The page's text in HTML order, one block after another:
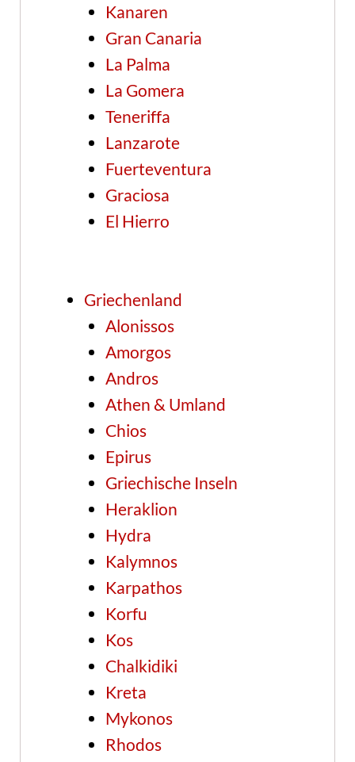
Kanaren
Gran Canaria
La Palma
La Gomera
Teneriffa
Lanzarote
Fuerteventura
Graciosa
El Hierro
Griechenland
Alonissos
Amorgos
Andros
Athen & Umland
Chios
Epirus
Griechische Inseln
Heraklion
Hydra
Kalymnos
Karpathos
Korfu
Kos
Chalkidiki
Kreta
Mykonos
Rhodos